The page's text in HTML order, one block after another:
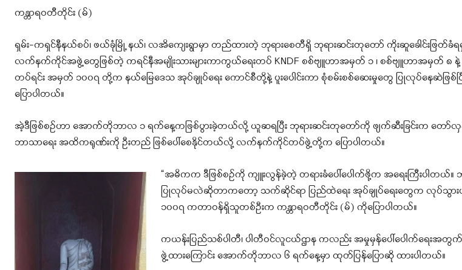
ကန္တာရဝတီတိုင်း (မ်)
ရှမ်း-ကရှင်နီနယ်စပ်၊ ဖယ်ခုံမြို့ နယ်၊ လအိကျေးရွာမှာ တည်ထားတဲ့ ဘုရားစေတီရှိ ဘုရားဆင်းတုတော် ကိုးဆူခေါင်းဖြတ်
လက်နက်ကိုင်အဖွဲ့တွေဖြစ်တဲ့ ကရင်နီအမျိုးသားများကာကွယ်ရေးတပ် KNDF စစ်ဗျူဟာအမှတ် ၁ ၊ စစ်ဗျူဟာအမှတ် ၈ နဲ့
တပ်ရင်း အမှတ် ၁၀၀၇ တို့က နယ်မြေဒေသ အုပ်ချုပ်ရေး ကောင်စီတို့နဲ့ ပူးပေါင်းကာ စုံစမ်းစစ်ဆေးမှုတွေ ပြုလုပ်နေဆဲဖြ
ပြောပါတယ်။
အဲ့ဒီဖြစ်စဥ်ဟာ အောက်တိုဘာလ ၁ ရက်နေ့ကဖြစ်ပွားခဲ့တယ်လို့ ယူဆရပြီး ဘုရားဆင်းတုတော်ကို ဖျက်ဆီးခြင်းက တော်လှန်
ဘာသာ‌ရေး အထိကရုဏ်းကို ဦးတည် ဖြစ်ပေါ်စေနိုင်တယ်လို့ လက်နက်ကိုင်တပ်ဖွဲ့တို့က ပြောပါတယ်။
“အဓိကက ဒီဖြစ်စဥ်ကို ကျူးလွန်ခဲ့တဲ့ တရားခံပေါ်ပေါက်ဖို့က အရေးကြီးပါတယ်။
ပြုလုပ်မလဲဆိုတာကတော့ သက်ဆိုင်ရာ ပြည်ထဲရေး အုပ်ချုပ်ရေးတွေက လုပ်သွား
၁၀၀၇ ကတာဝန်ရှိသူတစ်ဦးက ကန္တာရဝတီတိုင်း (မ်) ကိုပြောပါတယ်။
ကယန်းပြည်သစ်ပါတီ၊ ပါတီဝင်လူငယ်ဌာန ကလည်း အမှုမှန်ပေါ်ပေါက်ရေးအတွ
ဖွဲ့ထားကြောင်း အောက်တိုဘာလ ၆ ရက်နေ့မှာ ထုတ်ပြန်ပြောဆို ထားပါတယ်။